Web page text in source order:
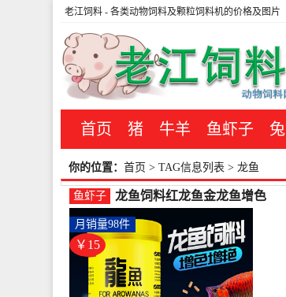
老江饲料 - 各类动物饲料及颗粒饲料机的价格及图片
首页 猪 牛羊 鱼虾子 兔
你的位置： 首页 > TAG信息列表 > 龙鱼
鱼虾子
龙鱼饲料红龙鱼金龙鱼增色
银龙鱼饲料 热带鱼上浮增色-
鱼饲料(爬将军宠物用品旗舰
店仅售14.9元)
￥15
月销量98件